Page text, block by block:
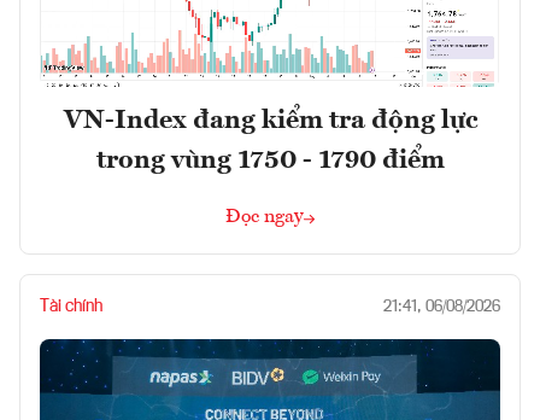
VN-Index đang kiểm tra động lực
trong vùng 1750 - 1790 điểm
Đọc ngay
Tài chính 21:41, 06/08/2026